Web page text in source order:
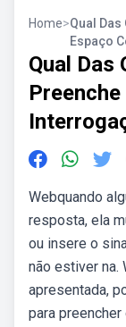
Home>Qual
Espaço
Qual Das
Preenche
Webquando
resposta, ela
ou insere o
não estiver na.
apresentada,
para